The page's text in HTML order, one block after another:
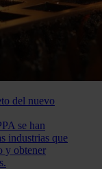
del nuevo
se han
industrias que
y obtener